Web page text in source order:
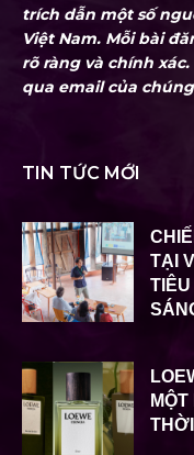
trích dẫn một số
Việt Nam. Mỗi bài
rõ ràng và chính
qua email của
TIN TỨC MỚI
TẠI